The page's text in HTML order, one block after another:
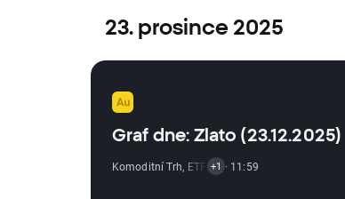
23. prosince 2025
Graf dne: Zlato (23.12.2025)
Komoditní Trh, ETF Zprávy
+1 · 11:59